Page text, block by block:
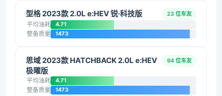
型格 2023款 2.0L e:HEV 锐·科技版 23 位车友
平均油耗 4.71
整备质量 1473
思域 2023款 HATCHBACK 2.0L e:HEV
极曜版
94 位车友
平均油耗 4.71
整备质量 1473